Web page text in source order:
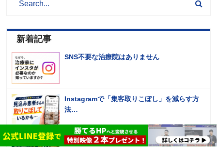
新着記事
SNS不要な治療院はありません
Instagramで「集客取りこぼし」を減らす方
法…
【当てはまってる？】選ばれる治療院の特徴3